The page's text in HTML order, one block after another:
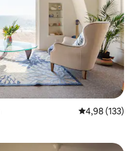
4,98 de uma
4,98 (133)